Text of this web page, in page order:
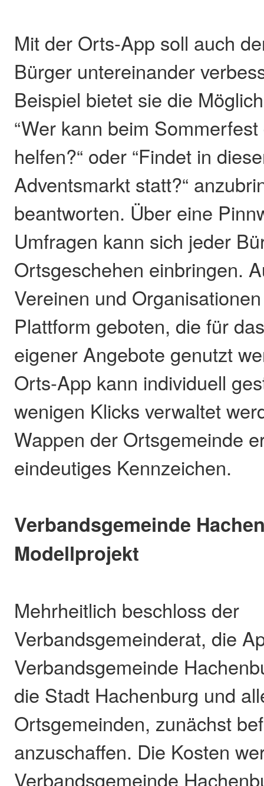
Mit der Orts-App soll auch
Bürger untereinander
Beispiel bietet sie die
“Wer kann beim
helfen?“ oder “Findet in
Adventsmarkt statt?“
beantworten. Über eine
Umfragen kann sich jeder
Ortsgeschehen einbringen.
Vereinen und
Plattform geboten, die für
eigener Angebote genutzt
Orts-App kann individuell
wenigen Klicks verwaltet
Wappen der Ortsgemeinde
eindeutiges Kennzeichen.
Verbandsgemeinde
Modellprojekt
Mehrheitlich beschloss der
Verbandsgemeinderat, die
Verbandsgemeinde
die Stadt Hachenburg und
Ortsgemeinden, zunächst
anzuschaffen. Die Kosten
Verbandsgemeinde